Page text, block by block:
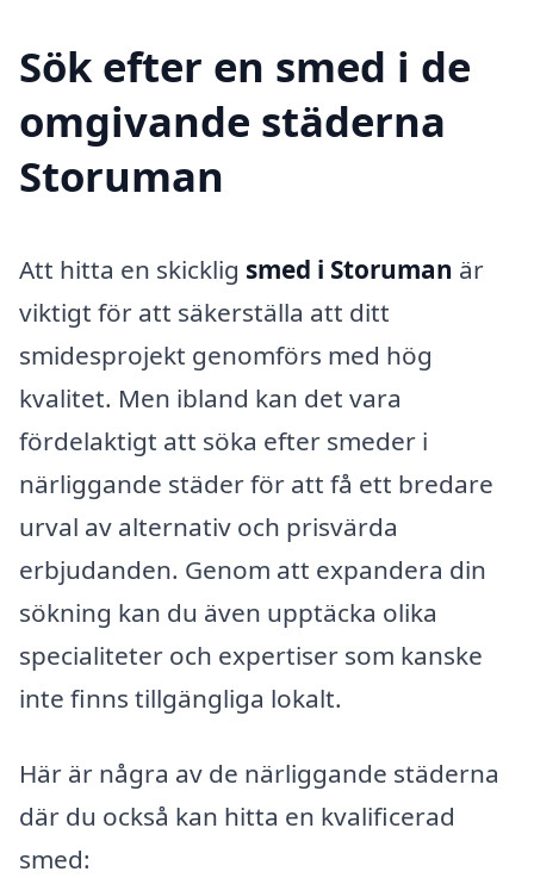
Sök efter en smed i de
omgivande städerna
Storuman
Att hitta en skicklig smed i Storuman är
viktigt för att säkerställa att ditt
smidesprojekt genomförs med hög
kvalitet. Men ibland kan det vara
fördelaktigt att söka efter smeder i
närliggande städer för att få ett bredare
urval av alternativ och prisvärda
erbjudanden. Genom att expandera din
sökning kan du även upptäcka olika
specialiteter och expertiser som kanske
inte finns tillgängliga lokalt.
Här är några av de närliggande städerna
där du också kan hitta en kvalificerad
smed: